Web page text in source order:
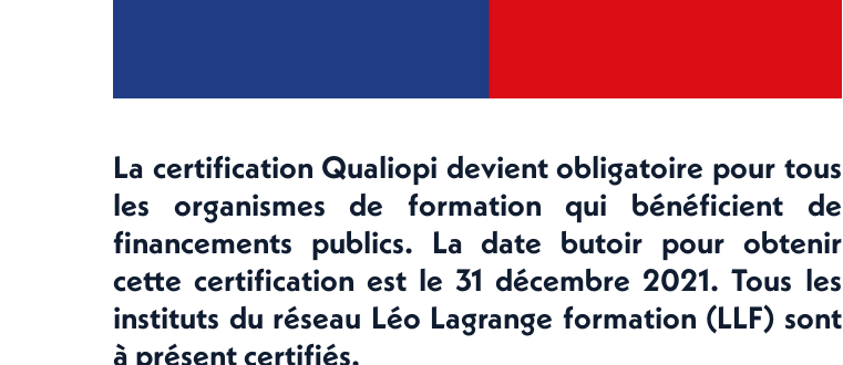
La certification Qualiopi devient obligatoire pour tous
les organismes de formation qui bénéficient de
financements publics. La date butoir pour obtenir
cette certification est le 31 décembre 2021. Tous les
instituts du réseau Léo Lagrange formation (LLF) sont
à présent certifiés.